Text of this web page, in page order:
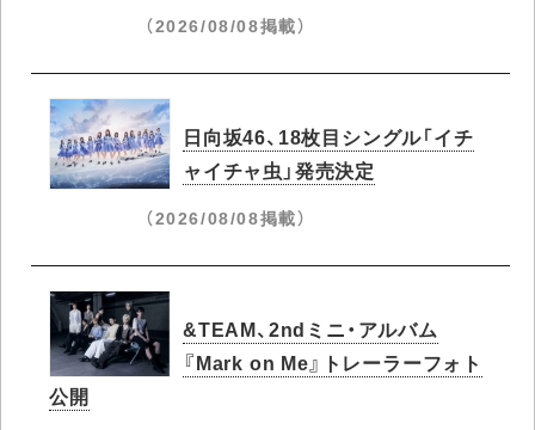
（2026/08/08掲載）
日向坂46、18枚目シングル「イチ
ャイチャ虫」発売決定
（2026/08/08掲載）
&TEAM、2ndミニ・アルバム
『Mark on Me』トレーラーフォト
公開